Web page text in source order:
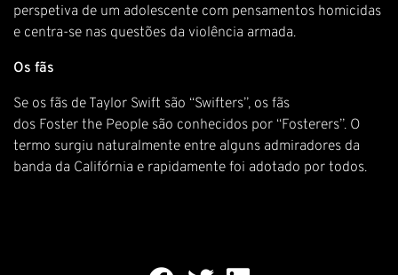
perspetiva de um adolescente com pensamentos homicidas
e centra-se nas questões da violência armada.
Os fãs
Se os fãs de Taylor Swift são “Swifters”, os fãs
dos Foster the People são conhecidos por “Fosterers”. O
termo surgiu naturalmente entre alguns admiradores da
banda da Califórnia e rapidamente foi adotado por todos.